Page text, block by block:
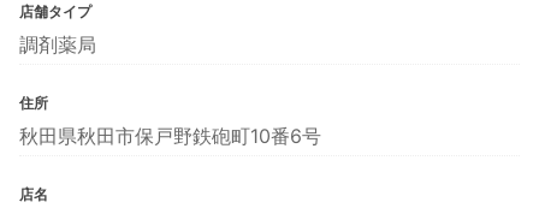
店舗タイプ
調剤薬局
住所
秋田県秋田市保戸野鉄砲町10番6号
店名